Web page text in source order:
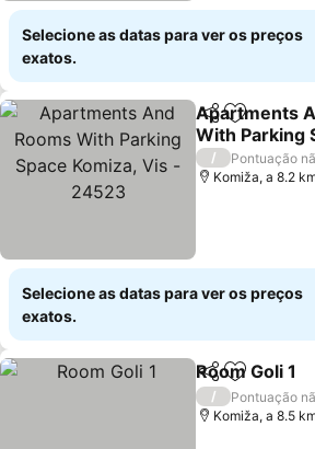
Selecione as datas para ver os preços
exatos.
PartilharAdicionar
Apartments
With Parking
Komiza, Vis
/
Pontuação
Komiža, a 8.2
Selecione as datas para ver os preços
exatos.
PartilharAdicionar
Room Goli 1
/
Pontuação
Komiža, a 8.5